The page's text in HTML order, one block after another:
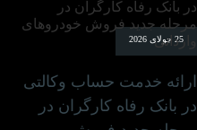
25 جولای 2026
ارائه خدمت حساب وکالتی
در بانک رفاه کارگران در